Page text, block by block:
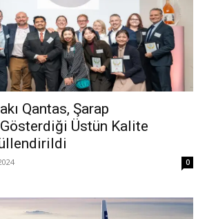
Qantas, Şarap
Üstün Kalite
0